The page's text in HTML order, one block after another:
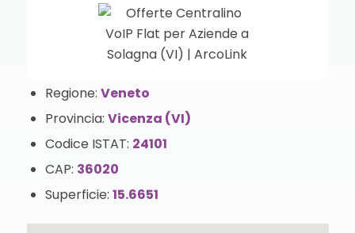
Regione: Veneto
Provincia: Vicenza (VI)
Codice ISTAT: 24101
CAP: 36020
Superficie: 15.6651